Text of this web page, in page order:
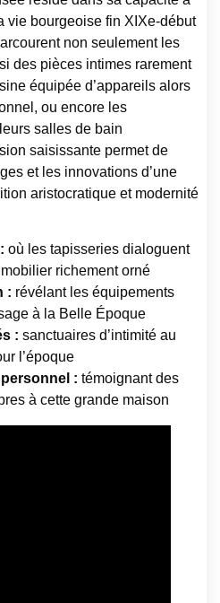
vie bourgeoise fin XIXe-début
non seulement les
des pièces intimes rarement
équipée d’appareils alors
ou encore les
salles de bain
saisissante permet de
et les innovations d’une
aristocratique et modernité
où les tapisseries dialoguent
richement orné
: révélant les équipements
à la Belle Époque
: sanctuaires d’intimité au
l’époque
: témoignant des
à cette grande maison